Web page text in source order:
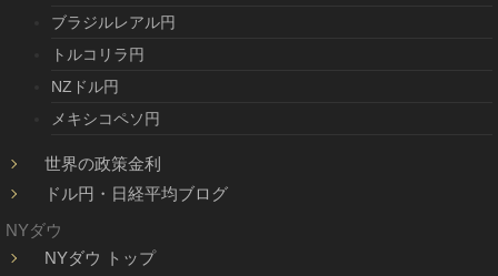
ブラジルレアル円
トルコリラ円
NZドル円
メキシコペソ円
世界の政策金利
ドル円・日経平均ブログ
NYダウ
NYダウ トップ